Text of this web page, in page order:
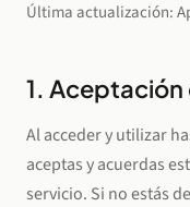
Última actualización:
1. Aceptación
Al acceder y utilizar
aceptas y acuerdas
servicio. Si no estás